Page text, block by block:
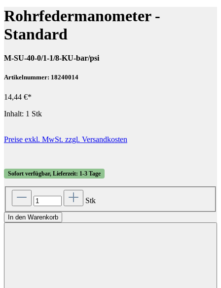
Rohrfedermanometer -
Standard
M-SU-40-0/1-1/8-KU-bar/psi
Artikelnummer: 18240014
14,44 €*
Inhalt: 1 Stk
Preise exkl. MwSt. zzgl. Versandkosten
Sofort verfügbar, Lieferzeit: 1-3 Tage
Stk
In den Warenkorb